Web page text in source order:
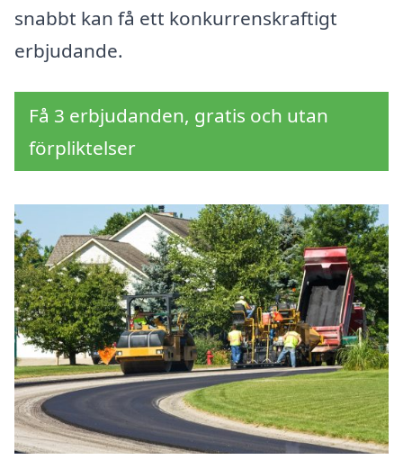
snabbt kan få ett konkurrenskraftigt
erbjudande.
Få 3 erbjudanden, gratis och utan
förpliktelser